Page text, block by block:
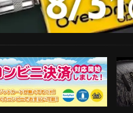
コンビニ決済対応開始！